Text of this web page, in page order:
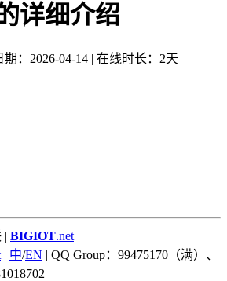
详细介绍
期：2026-04-14 | 在线时长：2天
| BIGIOT.net
| 中/EN | QQ Group：99475170（满）、